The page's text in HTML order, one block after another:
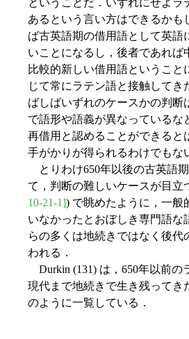
ということだ．いずれにせよラ
あるという言い方はできるかも
ば古英語期の借用語として英語
いことになるし，後者であれば
比較的新しい借用語ということ
じて常にラテン語と接触してき
ばしばいずれのケースかの判断
で語形や語義が異なっているな
再借用と認めることができると
手がかりが得られるわけでもな
とりわけ650年以後の古英語
て，判断の難しいケースが目立
10-21-1]) で眺めたように，一般
いなかったとおぼしき専門語な
らの多くは地続きではなく後代
われる．
Durkin (131) は，650年以前の
現代まで地続きで生き残ってき
のように一覧している．